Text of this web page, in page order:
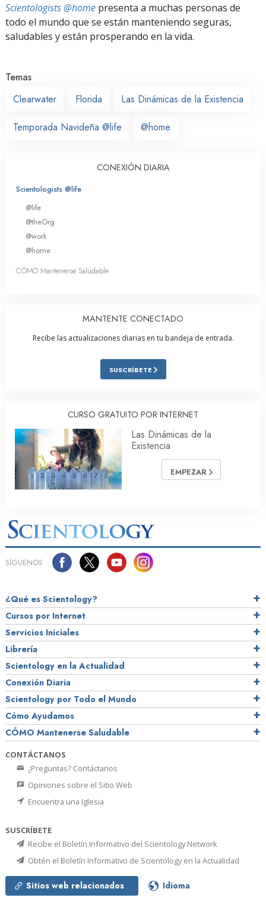
Scientologists @home presenta a muchas personas de
todo el mundo que se están manteniendo seguras,
saludables y están prosperando en la vida.
Temas
Clearwater
Florida Las Dinámicas de la Existencia
Temporada Navideña @life @home
CONEXIÓN DIARIA
Scientologists @life
@life
@theOrg
@work
@home
CÓMO Mantenerse Saludable
MANTENTE CONECTADO
Recibe las actualizaciones diarias en tu bandeja de entrada.
SUSCRÍBETE
CURSO GRATUITO POR INTERNET
Las Dinámicas de la
Existencia
EMPEZAR
SÍGUENOS
¿Qué es Scientology?
Cursos por Internet
Servicios Iniciales
Librería
Scientology en la Actualidad
Conexión Diaria
Scientology por Todo el Mundo
Cómo Ayudamos
CÓMO Mantenerse Saludable
CONTÁCTANOS
¿Preguntas? Contáctanos
Opiniones sobre el Sitio Web
Encuentra una Iglesia
SUSCRÍBETE
Recibe el Boletín Informativo del Scientology Network
Obtén el Boletín Informativo de Scientology en la Actualidad
Sitios web relacionados Idioma